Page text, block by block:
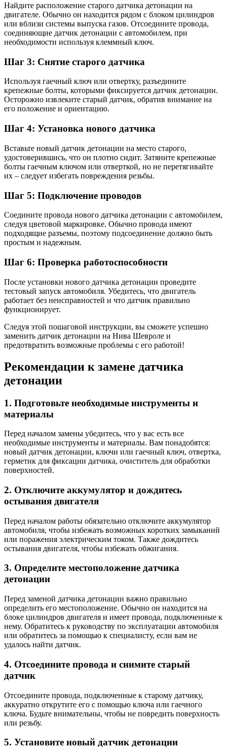
Найдите расположение старого датчика детонации на
двигателе. Обычно он находится рядом с блоком цилиндров
или вблизи системы выпуска газов. Отсоедините провода,
соединяющие датчик детонации с автомобилем, при
необходимости используя клеммный ключ.
Шаг 3: Снятие старого датчика
Используя гаечный ключ или отвертку, разъедините
крепежные болты, которыми фиксируется датчик детонации.
Осторожно извлеките старый датчик, обратив внимание на
его положение и ориентацию.
Шаг 4: Установка нового датчика
Вставьте новый датчик детонации на место старого,
удостоверившись, что он плотно сидит. Затяните крепежные
болты гаечным ключом или отверткой, но не перетягивайте
их – следует избегать повреждения резьбы.
Шаг 5: Подключение проводов
Соедините провода нового датчика детонации с автомобилем,
следуя цветовой маркировке. Обычно провода имеют
подходящие разъемы, поэтому подсоединение должно быть
простым и надежным.
Шаг 6: Проверка работоспособности
После установки нового датчика детонации проведите
тестовый запуск автомобиля. Убедитесь, что двигатель
работает без неисправностей и что датчик правильно
функционирует.
Следуя этой пошаговой инструкции, вы сможете успешно
заменить датчик детонации на Нива Шевроле и
предотвратить возможные проблемы с его работой!
Рекомендации к замене датчика
детонации
1. Подготовьте необходимые инструменты и
материалы
Перед началом замены убедитесь, что у вас есть все
необходимые инструменты и материалы. Вам понадобятся:
новый датчик детонации, ключи или гаечный ключ, отвертка,
герметик для фиксации датчика, очиститель для обработки
поверхностей.
2. Отключите аккумулятор и дождитесь
остывания двигателя
Перед началом работы обязательно отключите аккумулятор
автомобиля, чтобы избежать возможных коротких замыканий
или поражения электрическим током. Также дождитесь
остывания двигателя, чтобы избежать обжигания.
3. Определите местоположение датчика
детонации
Перед заменой датчика детонации важно правильно
определить его местоположение. Обычно он находится на
блоке цилиндров двигателя и имеет провода, подключенные к
нему. Обратитесь к руководству по эксплуатации автомобиля
или обратитесь за помощью к специалисту, если вам не
удалось найти датчик.
4. Отсоедините провода и снимите старый
датчик
Отсоедините провода, подключенные к старому датчику,
аккуратно открутите его с помощью ключа или гаечного
ключа. Будьте внимательны, чтобы не повредить поверхность
или резьбу.
5. Установите новый датчик детонации